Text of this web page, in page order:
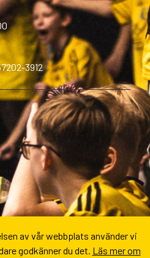
3912
av vår webbplats använder vi
godkänner du det. Läs mer om